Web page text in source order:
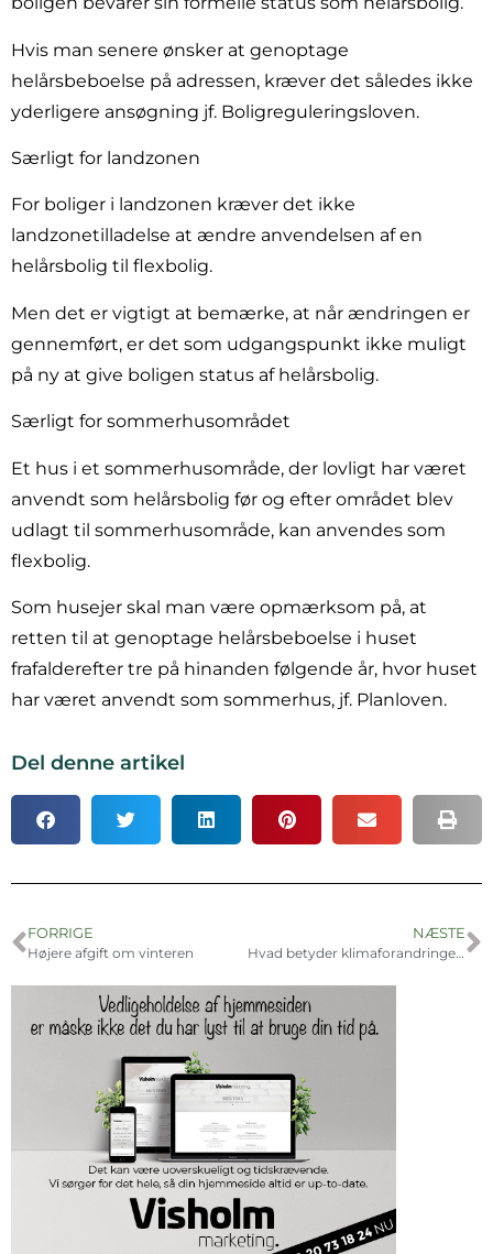
Hvis man senere ønsker at genoptage
helårsbeboelse på adressen, kræver det således ikke
yderligere ansøgning jf. Boligreguleringsloven.
Særligt for landzonen
For boliger i landzonen kræver det ikke
landzonetilladelse at ændre anvendelsen af en
helårsbolig til flexbolig.
Men det er vigtigt at bemærke, at når ændringen er
gennemført, er det som udgangspunkt ikke muligt
på ny at give boligen status af helårsbolig.
Særligt for sommerhusområdet
Et hus i et sommerhusområde, der lovligt har været
anvendt som helårsbolig før og efter området blev
udlagt til sommerhusområde, kan anvendes som
flexbolig.
Som husejer skal man være opmærksom på, at
retten til at genoptage helårsbeboelse i huset
frafalderefter tre på hinanden følgende år, hvor huset
har været anvendt som sommerhus, jf. Planloven.
Del denne artikel
FORRIGE
Højere afgift om vinteren
NÆSTE
Hvad betyder klimaforandringerne for Frederikssund Kommune?